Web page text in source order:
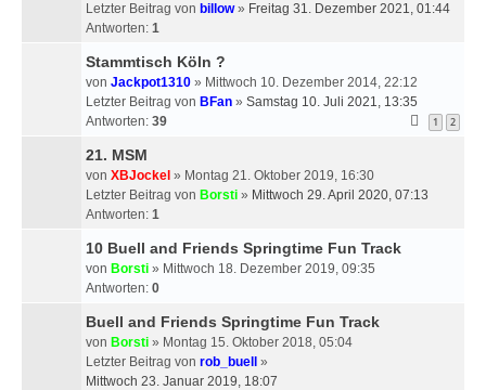
Letzter Beitrag von billow» Freitag 31. Dezember 2021, 01:44
Antworten: 1
Stammtisch Köln ?
von Jackpot1310 » Mittwoch 10. Dezember 2014, 22:12
Letzter Beitrag von BFan » Samstag 10. Juli 2021, 13:35
Antworten: 39 1 2
21. MSM
von XBJockel » Montag 21. Oktober 2019, 16:30
Letzter Beitrag von Borsti » Mittwoch 29. April 2020, 07:13
Antworten: 1
10 Buell and Friends Springtime Fun Track
von Borsti » Mittwoch 18. Dezember 2019, 09:35
Antworten: 0
Buell and Friends Springtime Fun Track
von Borsti » Montag 15. Oktober 2018, 05:04
Letzter Beitrag von rob_buell
»
Mittwoch 23. Januar 2019, 18:07